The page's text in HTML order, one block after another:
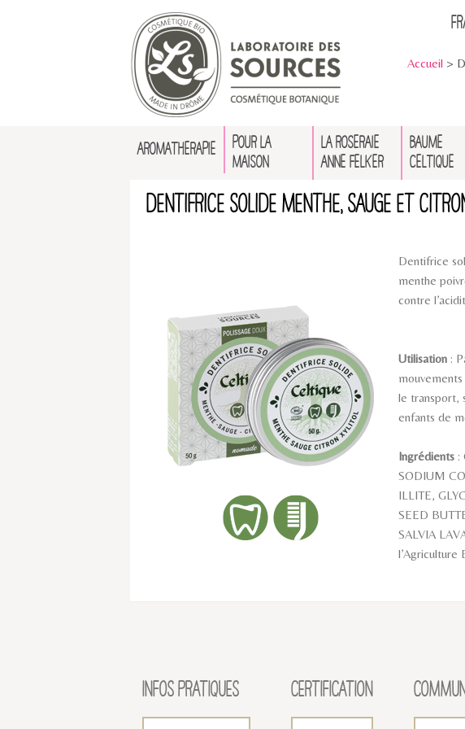
Accueil >
AROMATHÉRAPIE
POUR LA
MAISON
LA ROSERAIE
ANNE FELKER
BAUME
CELTIQUE
Dentifrice solide Menthe, Sauge et
Dentifrice
menthe
contre
Utilisation:
le transport,
enfants de
Ingrédients:
SODIUM
ILLITE,
SEED
SALVIA
l’Agriculture
INFOS PRATIQUES CERTIFICATION